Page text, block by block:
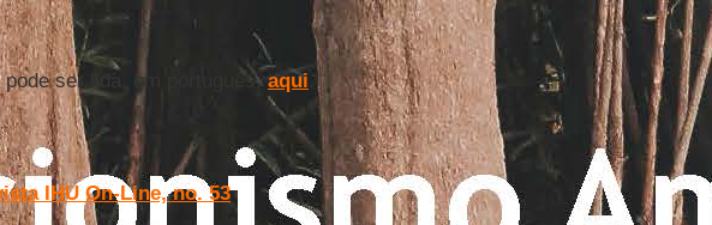
pode ser lida, em português,aqui .
IHU On-Line, no. 53